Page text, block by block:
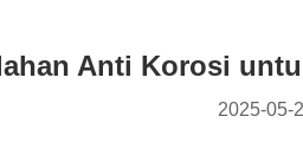
Anti Korosi
2025-05-